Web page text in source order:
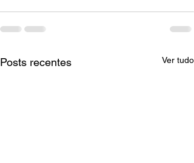
Posts recentes Ver tudo